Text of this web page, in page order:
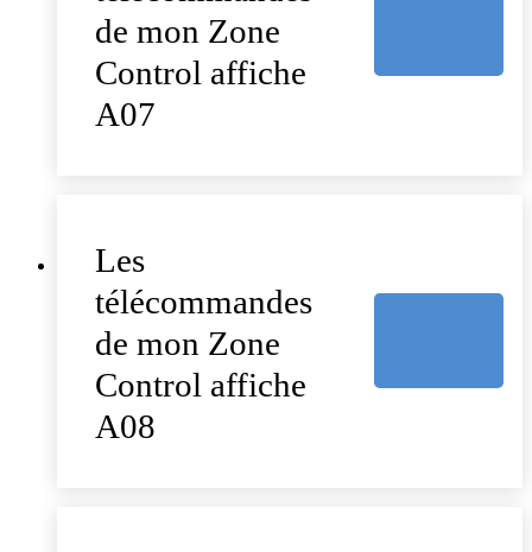
de mon Zone
Control affiche
A07
Les
télécommandes
de mon Zone
Control affiche
A08